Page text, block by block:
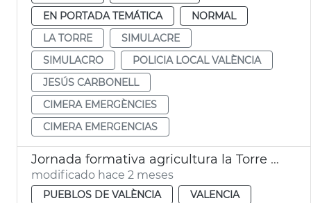
EN PORTADA TEMÁTICA
NORMAL
LA TORRE
SIMULACRE
SIMULACRO
POLICIA LOCAL VALÈNCIA
JESÚS CARBONELL
CIMERA EMERGÈNCIES
CIMERA EMERGENCIAS
Jornada formativa agricultura la Torre València
modificado hace 2 meses
PUEBLOS DE VALÈNCIA
VALENCIA